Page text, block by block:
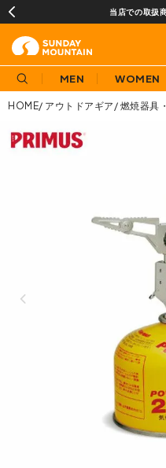
当店での取扱
MEN WOMEN
HOME アウトドアギア 燃焼器具